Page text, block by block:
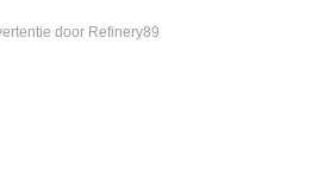
door Refinery89